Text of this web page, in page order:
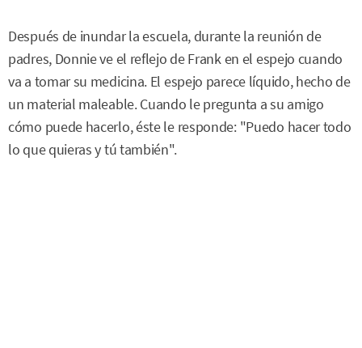
Después de inundar la escuela, durante la reunión de
padres, Donnie ve el reflejo de Frank en el espejo cuando
va a tomar su medicina. El espejo parece líquido, hecho de
un material maleable. Cuando le pregunta a su amigo
cómo puede hacerlo, éste le responde: "Puedo hacer todo
lo que quieras y tú también".